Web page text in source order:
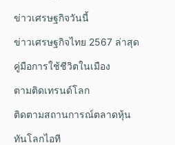
ข่าวเศรษฐกิจวันนี้
ข่าวเศรษฐกิจไทย 2567 ล่าสุด
คู่มือการใช้ชีวิตในเมือง
ตามติดเทรนด์โลก
ติดตามสถานการณ์ตลาดหุ้น
ทันโลกไอที